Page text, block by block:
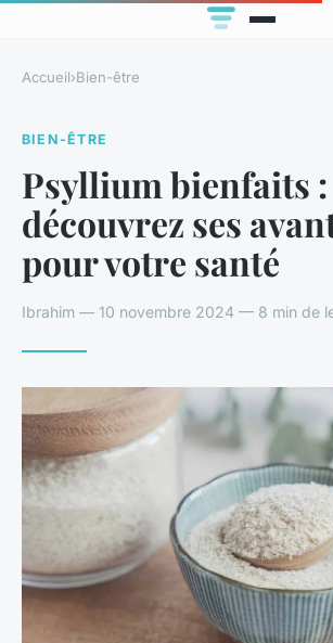
Accueil›Bien-être
BIEN-ÊTRE
Psyllium bienfaits :
découvrez ses
pour votre santé
Ibrahim — 10 novembre 2024 — 8 min de